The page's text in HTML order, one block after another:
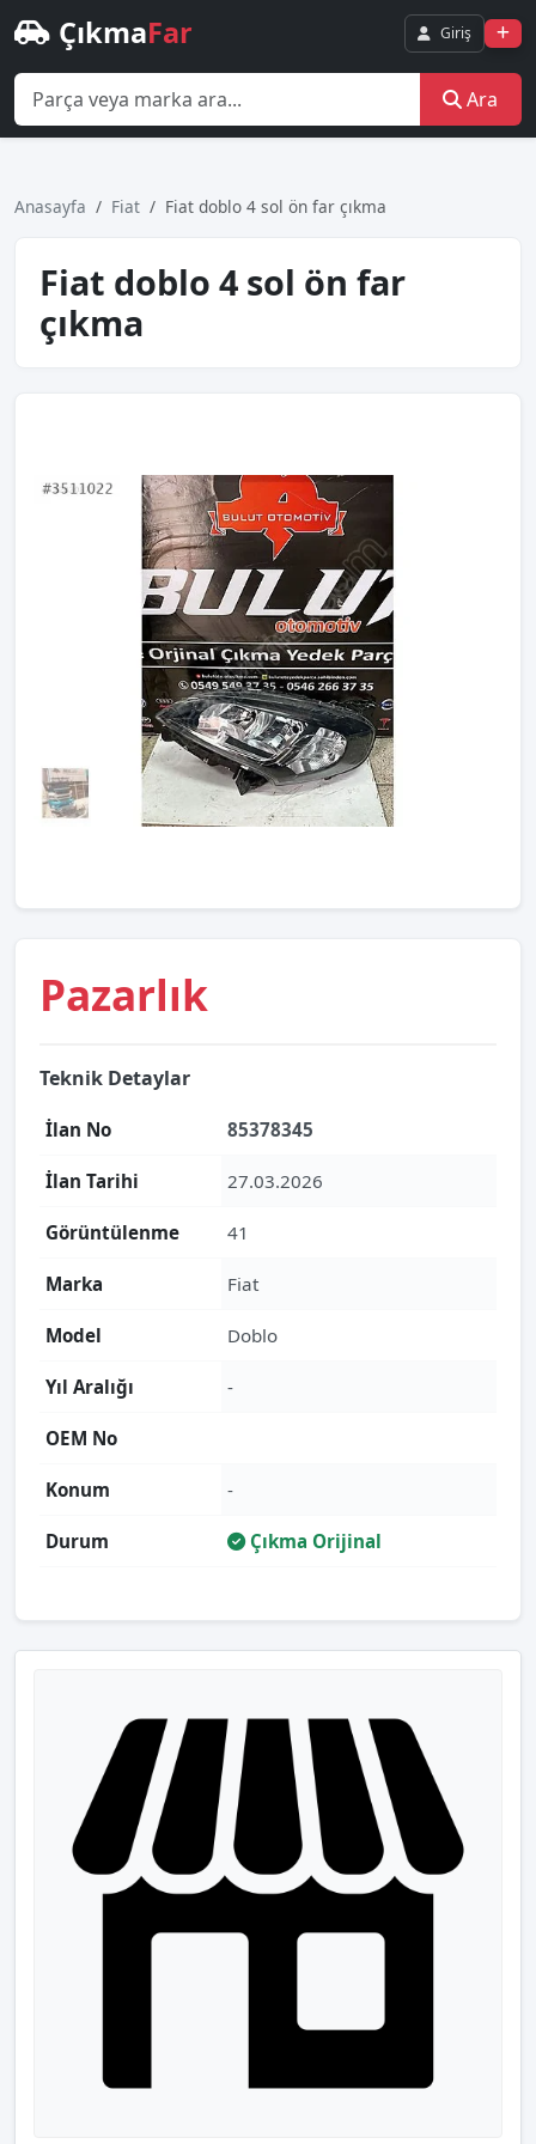
ÇıkmaFar Giriş
Ara
Anasayfa Fiat Fiat doblo 4 sol ön far çıkma
Fiat doblo 4 sol ön far
çıkma
Pazarlık
Teknik Detaylar
İlan No 85378345
İlan Tarihi 27.03.2026
Görüntülenme 41
Marka Fiat
Model Doblo
Yıl Aralığı -
OEM No
Konum -
Durum Çıkma Orijinal